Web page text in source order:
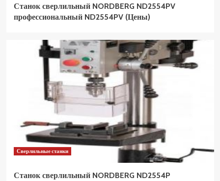
Станок сверлильный NORDBERG ND2554PV
профессиональный ND2554PV (Цены)
Сверлильные станки
Станок сверлильный NORDBERG ND2554P